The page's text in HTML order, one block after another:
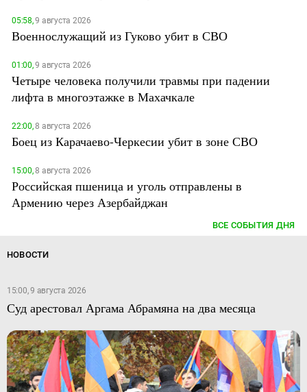
05:58,9 августа 2026
Военнослужащий из Гуково убит в СВО
01:00,9 августа 2026
Четыре человека получили травмы при падении
лифта в многоэтажке в Махачкале
22:00,8 августа 2026
Боец из Карачаево-Черкесии убит в зоне СВО
15:00,8 августа 2026
Российская пшеница и уголь отправлены в
Армению через Азербайджан
ВСЕ СОБЫТИЯ ДНЯ
НОВОСТИ
15:00, 9 августа 2026
Суд арестовал Аргама Абрамяна на два месяца